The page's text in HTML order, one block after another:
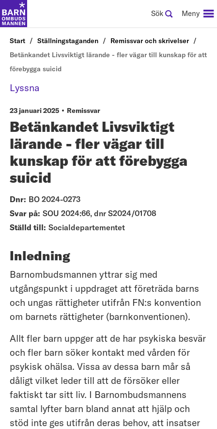
Sök Meny
Start Ställningstaganden
Remissvar och skrivelser
Betänkandet Livsviktigt lärande - fler vägar till kunskap för att
förebygga suicid
Lyssna
23 januari 2025 Remissvar
Betänkandet Livsviktigt
lärande - fler vägar till
kunskap för att förebygga
suicid
Dnr: BO 2024-0273
Svar på: SOU 2024:66, dnr S2024/01708
Ställd till: Socialdepartementet
Inledning
Barnombudsmannen yttrar sig med
utgångspunkt i uppdraget att företräda barns
och ungas rättigheter utifrån FN:s konvention
om barnets rättigheter (barnkonventionen).
Allt fler barn uppger att de har psykiska besvär
och fler barn söker kontakt med vården för
psykisk ohälsa. Vissa av dessa barn mår så
dåligt vilket leder till att de försöker eller
faktiskt tar sitt liv. I Barnombudsmannens
samtal lyfter barn bland annat att hjälp och
stöd inte ges utifrån deras behov, att insatser